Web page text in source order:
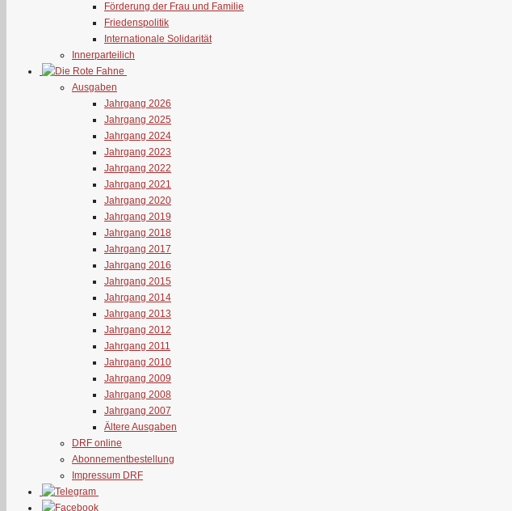
Förderung der Frau und Familie
Friedenspolitik
Internationale Solidarität
Innerparteilich
Ausgaben
Jahrgang 2026
Jahrgang 2025
Jahrgang 2024
Jahrgang 2023
Jahrgang 2022
Jahrgang 2021
Jahrgang 2020
Jahrgang 2019
Jahrgang 2018
Jahrgang 2017
Jahrgang 2016
Jahrgang 2015
Jahrgang 2014
Jahrgang 2013
Jahrgang 2012
Jahrgang 2011
Jahrgang 2010
Jahrgang 2009
Jahrgang 2008
Jahrgang 2007
Ältere Ausgaben
DRF online
Abonnementbestellung
Impressum DRF